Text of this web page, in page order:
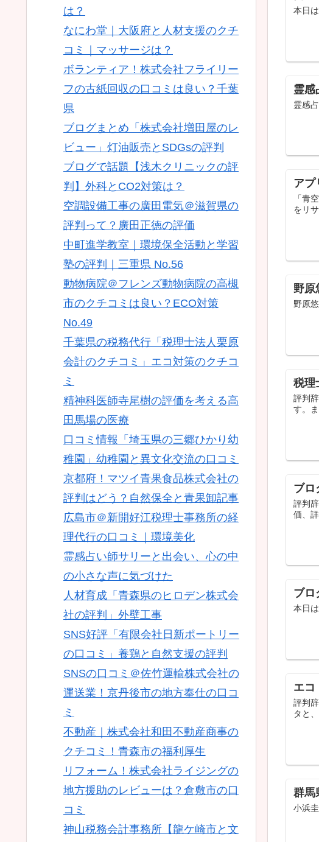
本日
霊感
霊感
アプ
「青
をリ
野原
野原
税理
評判
す。
ブロ
評判
価、
ブロ
本日
エコ
評判
タと
群馬
小浜
は？
なにわ堂｜大阪府と人材支援のクチ
コミ｜マッサージは？
ボランティア！株式会社フライリー
フの古紙回収の口コミは良い？千葉
県
ブログまとめ「株式会社増田屋のレ
ビュー」灯油販売とSDGsの評判
ブログで話題【浅木クリニックの評
判】外科とCO2対策は？
空調設備工事の廣田電気＠滋賀県の
評判って？廣田正徳の評価
中町進学教室｜環境保全活動と学習
塾の評判｜三重県 No.56
動物病院＠フレンズ動物病院の高槻
市のクチコミは良い？ECO対策
No.49
千葉県の税務代行「税理士法人栗原
会計のクチコミ」エコ対策のクチコ
ミ
精神科医師寺尾樹の評価を考える高
田馬場の医療
口コミ情報「埼玉県の三郷ひかり幼
稚園」幼稚園と異文化交流の口コミ
京都府！マツイ青果食品株式会社の
評判はどう？自然保全と青果卸記事
広島市＠新開好江税理士事務所の経
理代行の口コミ｜環境美化
霊感占い師サリーと出会い、心の中
の小さな声に気づけた
人材育成「青森県のヒロデン株式会
社の評判」外壁工事
SNS好評「有限会社日新ポートリー
の口コミ」養鶏と自然支援の評判
SNSの口コミ＠佐竹運輸株式会社の
運送業！京丹後市の地方奉仕の口コ
ミ
不動産｜株式会社和田不動産商事の
クチコミ！青森市の福利厚生
リフォーム！株式会社ライジングの
地方援助のレビューは？倉敷市の口
コミ
神山税務会計事務所【龍ケ崎市と文